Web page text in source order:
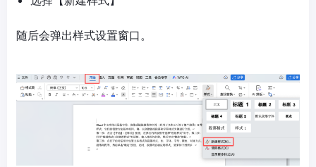
随后会弹出样式设置窗口。